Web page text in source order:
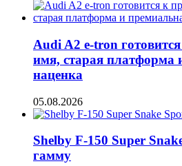
Audi A2 e-tron
имя, старая платформа
наценка
05.08.2026
Shelby F-150 Super
гамму